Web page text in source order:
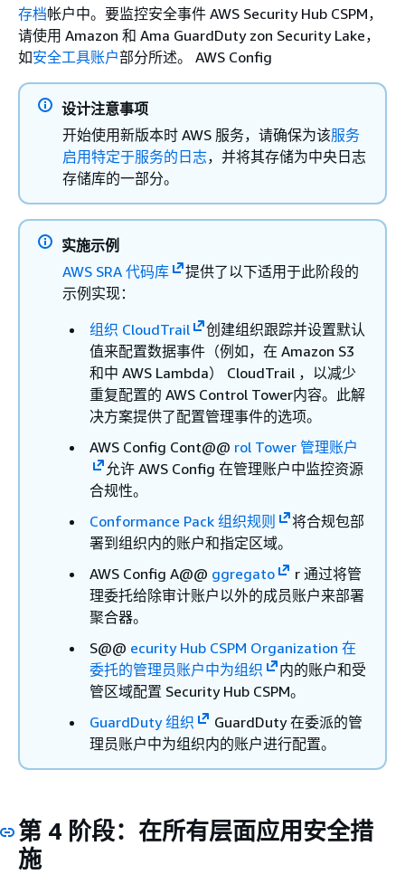
存档帐户中。要监控安全事件 AWS Security Hub CSPM，
请使用 Amazon 和 Ama GuardDuty zon Security Lake，
如安全工具账户部分所述。 AWS Config
设计注意事项
开始使用新版本时 AWS 服务，请确保为该服务
启用特定于服务的日志，并将其存储为中央日志
存储库的一部分。
实施示例
AWS SRA 代码库
提供了以下适用于此阶段的
示例实现：
组织 CloudTrail
创建组织跟踪并设置默认
值来配置数据事件（例如，在 Amazon S3
和中 AWS Lambda） CloudTrail ，以减少
重复配置的 AWS Control Tower内容。此解
决方案提供了配置管理事件的选项。
AWS Config Cont@@ rol Tower 管理账户
允许 AWS Config 在管理账户中监控资源
合规性。
Conformance Pack 组织规则
将合规包部
署到组织内的账户和指定区域。
AWS Config A@@ ggregato
r 通过将管
理委托给除审计账户以外的成员账户来部署
聚合器。
S@@ ecurity Hub CSPM Organization 在
委托的管理员账户中为组织
内的账户和受
管区域配置 Security Hub CSPM。
GuardDuty 组织
GuardDuty 在委派的管
理员账户中为组织内的账户进行配置。
第 4 阶段：在所有层面应用安全措
施